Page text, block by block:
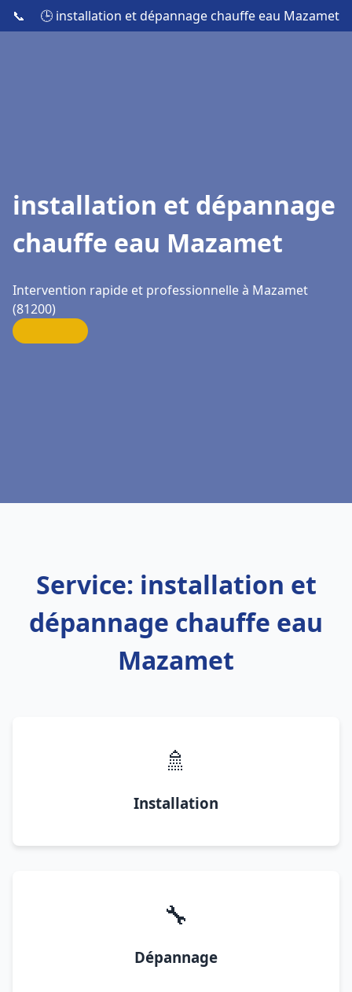
📞 🕒 installation et dépannage chauffe eau Mazamet
installation et dépannage
chauffe eau Mazamet
Intervention rapide et professionnelle à Mazamet
(81200)
Service: installation et
dépannage chauffe eau
Mazamet
🚿
Installation
🔧
Dépannage